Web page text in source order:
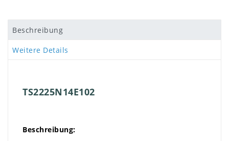
Beschreibung
Weitere Details
TS2225N14E102
Beschreibung: